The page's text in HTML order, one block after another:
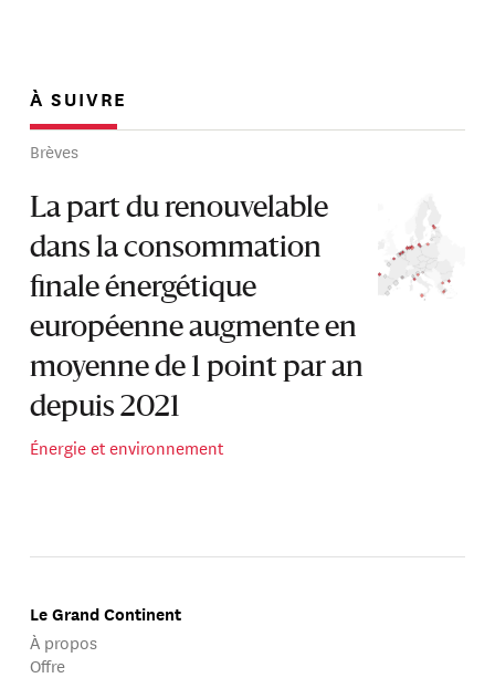
À SUIVRE
Brèves
La part du renouvelable
dans la consommation
finale énergétique
européenne augmente en
moyenne de 1 point par an
depuis 2021
Énergie et environnement
Le Grand Continent
À propos
Offre